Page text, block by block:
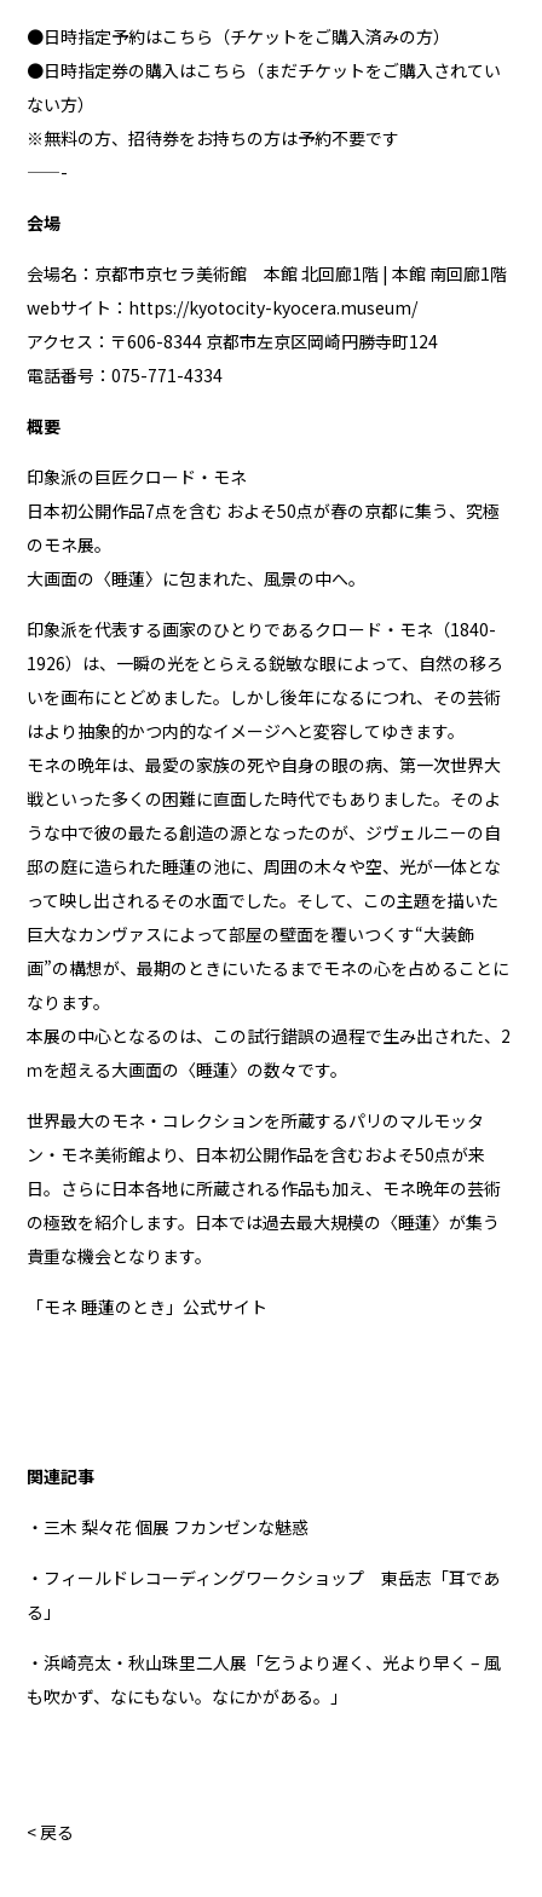
●日時指定予約はこちら（チケットをご購入済みの方）
●日時指定券の購入はこちら（まだチケットをご購入されてい
ない方）
※無料の方、招待券をお持ちの方は予約不要です
——-
会場
会場名：京都市京セラ美術館 本館 北回廊1階 | 本館 南回廊1階
webサイト： https://kyotocity-kyocera.museum/
アクセス：〒606-8344 京都市左京区岡崎円勝寺町124
電話番号：075-771-4334
概要
印象派の巨匠クロード・モネ
日本初公開作品7点を含む およそ50点が春の京都に集う、究極
のモネ展。
大画面の〈睡蓮〉に包まれた、風景の中へ。
印象派を代表する画家のひとりであるクロード・モネ（1840-
1926）は、一瞬の光をとらえる鋭敏な眼によって、自然の移ろ
いを画布にとどめました。しかし後年になるにつれ、その芸術
はより抽象的かつ内的なイメージへと変容してゆきます。
モネの晩年は、最愛の家族の死や自身の眼の病、第一次世界大
戦といった多くの困難に直面した時代でもありました。そのよ
うな中で彼の最たる創造の源となったのが、ジヴェルニーの自
邸の庭に造られた睡蓮の池に、周囲の木々や空、光が一体とな
って映し出されるその水面でした。そして、この主題を描いた
巨大なカンヴァスによって部屋の壁面を覆いつくす“大装飾
画”の構想が、最期のときにいたるまでモネの心を占めることに
なります。
本展の中心となるのは、この試行錯誤の過程で生み出された、2
ｍを超える大画面の〈睡蓮〉の数々です。
世界最大のモネ・コレクションを所蔵するパリのマルモッタ
ン・モネ美術館より、日本初公開作品を含むおよそ50点が来
日。さらに日本各地に所蔵される作品も加え、モネ晩年の芸術
の極致を紹介します。日本では過去最大規模の〈睡蓮〉が集う
貴重な機会となります。
「モネ 睡蓮のとき」公式サイト
関連記事
・三木 梨々花 個展 フカンゼンな魅惑
・フィールドレコーディングワークショップ 東岳志「耳であ
る」
・浜崎亮太・秋山珠里二人展「乞うより遅く、光より早く – 風
も吹かず、なにもない。なにかがある。」
< 戻る